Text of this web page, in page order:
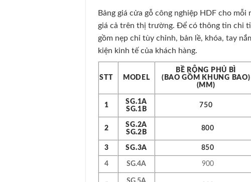
Bảng giá cửa gỗ công nghiệp HDF cho
giá cả trên thị trường. Để có thông tin chi
gồm nẹp chỉ tùy chỉnh, bản lề, khóa, tay
kiện kinh tế của khách hàng.
STT MODEL
BỀ RỘNG PHỦ BÌ
(BAO GỒM KHUNG BAO)
(MM)
1
SG.1A
SG.1B
750
2
SG.2A
SG.2B
800
3 SG.3A 850
4 SG.4A 900